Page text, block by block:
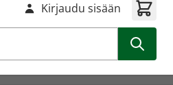
Kirjaudu sisään